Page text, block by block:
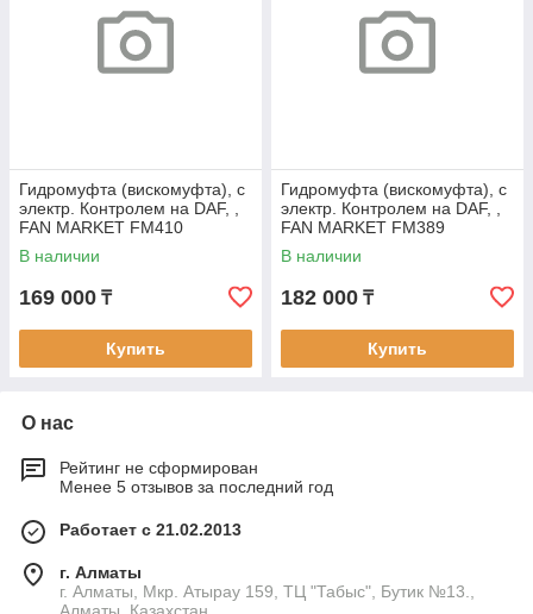
Гидромуфта (вискомуфта), с
электр. Контролем на DAF, ,
FAN MARKET FM410
В наличии
169 000 ₸
Купить
Гидромуфта (вискомуфта), с
электр. Контролем на DAF, ,
FAN MARKET FM389
В наличии
182 000 ₸
Купить
О нас
Рейтинг не сформирован
Менее 5 отзывов за последний год
Работает с 21.02.2013
г. Алматы
г. Алматы, Мкр. Атырау 159, ТЦ "Табыс", Бутик №13.,
Алматы, Казахстан